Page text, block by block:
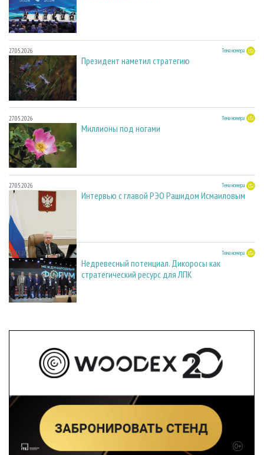
27.05.2026 Тема номера
Президент наметил стратегию
27.05.2026 Тема номера
Миллионы под ногами
27.05.2026 Тема номера
Интервью с главой РЭО Рашидом Исмаиловым
27.05.2026 Тема номера
Недревесный потенциал. Дикоросы как
стратегический ресурс для ЛПК